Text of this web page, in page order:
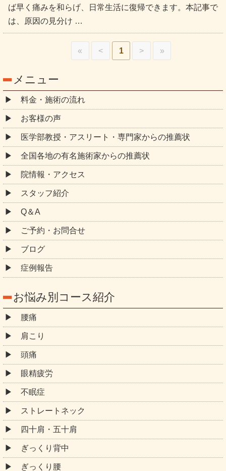
ば早く痛みを和らげ、日常生活に復帰できます。本記事で
は、原因の見分け …
« < 1 > »
メニュー
料金・施術の流れ
お客様の声
医学部教授・アスリート・専門家からの推薦状
全国各地の有名施術家からの推薦状
院情報・アクセス
スタッフ紹介
Q＆A
ご予約・お問合せ
ブログ
症例報告
お悩み別コース紹介
腰痛
肩こり
頭痛
眼精疲労
不眠症
ストレートネック
四十肩・五十肩
ぎっくり背中
ぎっくり腰